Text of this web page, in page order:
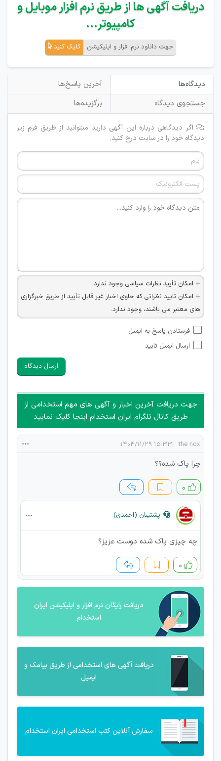
دریافت آگهی ها از طریق نرم افزار موبایل و
کامپیوتر...
جهت دانلود نرم افزار و اپلیکیشن کلیک کنید
دیدگاه‌ها
آخرین پاسخ‌ها
جستجوی دیدگاه
برگزیده‌ها
اگر دیدگاهی درباره این آگهی دارید میتوانید از طریق فرم زیر
دیدگاه خود را در سایت درج کنید.
امکان تأیید نظرات سیاسی وجود ندارد.
امکان تایید نظراتی که حاوی اخبار غیر قابل تأیید از طریق خبرگزاری
های معتبر می باشند، وجود ندارد.
شبکه های مجازی ارتباطی می باشند وجود ندارد.
امکان تأیید نظرات کاربرانی که به هر طریقی قصد مأیوس کردن
هرگونه تحریک، تحقیر و کنایه به سایر افراد (مسئول و غیر مسئول)
غیر مجاز می باشد.
امکان هماهنگی برای هرگونه ملاقات حضوری چه به صورت دسته
جمعی و چه فردی توسط کاربران سایت وجود ندارد.
فرستادن پاسخ به ایمیل
ارسال ایمیل تایید
ارسال دیدگاه
جهت دریافت آخرین اخبار و آگهی های مهم استخدامی از
طریق کانال تلگرام ایران استخدام اینجا کلیک نمایید
the nox ۱۵:۳۳ ۱۴۰۴/۱۱/۲۹
چرا پاک شده؟؟
۰
پشتیبان (احمدی)
چه چیزی پاک شده دوست عزیز؟
۰
دریافت رایگان نرم افزار و اپلیکیشن ایران
استخدام
دریافت آگهی های استخدامی از طریق پیامک و
ایمیل
سفارش آنلاین کتب استخدامی ایران استخدام